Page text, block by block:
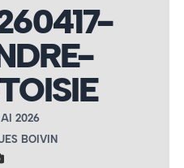
2026
BOIVIN